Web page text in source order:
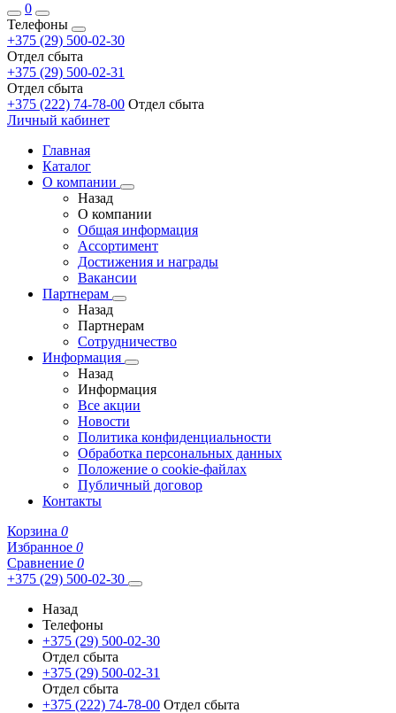
0
Телефоны
+375 (29) 500-02-30
Отдел сбыта
+375 (29) 500-02-31
Отдел сбыта
+375 (222) 74-78-00 Отдел сбыта
Личный кабинет
Главная
Каталог
О компании
Назад
О компании
Общая информация
Ассортимент
Достижения и награды
Вакансии
Партнерам
Назад
Партнерам
Сотрудничество
Информация
Назад
Информация
Все акции
Новости
Политика конфиденциальности
Обработка персональных данных
Положение о cookie-файлах
Публичный договор
Контакты
Корзина 0
Избранное 0
Сравнение 0
+375 (29) 500-02-30
Назад
Телефоны
+375 (29) 500-02-30
Отдел сбыта
+375 (29) 500-02-31
Отдел сбыта
+375 (222) 74-78-00 Отдел сбыта